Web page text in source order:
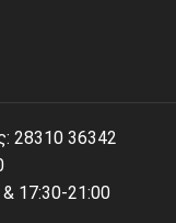
28310 36342
17:30-21:00